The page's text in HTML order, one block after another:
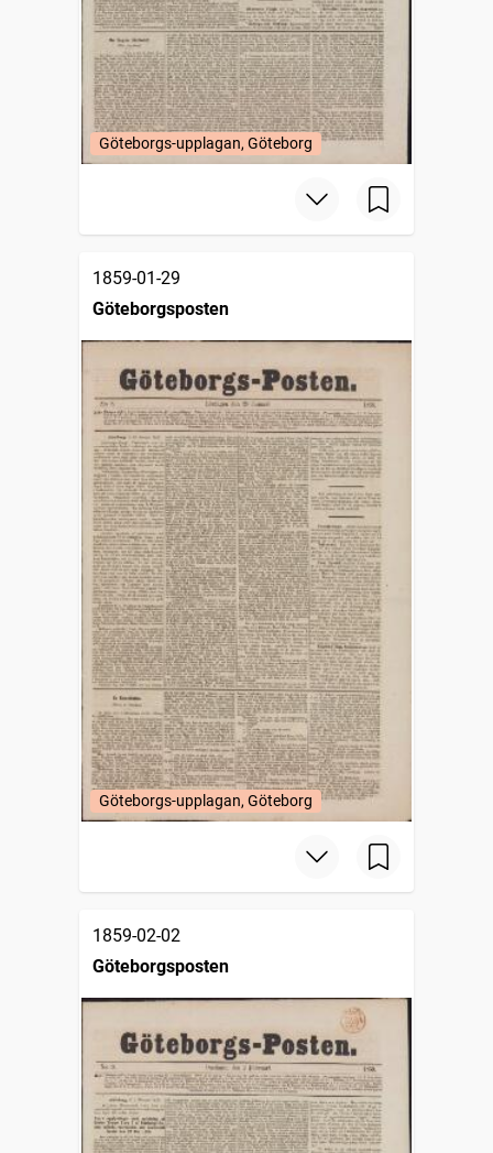
Göteborgs-upplagan, Göteborg
1859-01-29
Göteborgsposten
Göteborgs-upplagan, Göteborg
1859-02-02
Göteborgsposten